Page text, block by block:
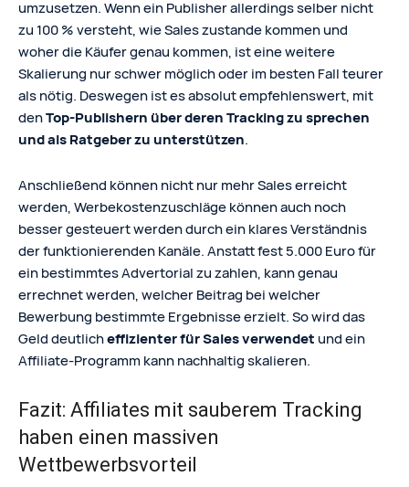
umzusetzen. Wenn ein Publisher allerdings selber nicht
zu 100 % versteht, wie Sales zustande kommen und
woher die Käufer genau kommen, ist eine weitere
Skalierung nur schwer möglich oder im besten Fall teurer
als nötig. Deswegen ist es absolut empfehlenswert, mit
denTop-Publishern über deren Tracking zu sprechen
und als Ratgeber zu unterstützen.
Anschließend können nicht nur mehr Sales erreicht
werden, Werbekostenzuschläge können auch noch
besser gesteuert werden durch ein klares Verständnis
der funktionierenden Kanäle. Anstatt fest 5.000 Euro für
ein bestimmtes Advertorial zu zahlen, kann genau
errechnet werden, welcher Beitrag bei welcher
Bewerbung bestimmte Ergebnisse erzielt. So wird das
Geld deutlicheffizienter für Sales verwendetund ein
Affiliate-Programm kann nachhaltig skalieren.
Fazit: Affiliates mit sauberem Tracking
haben einen massiven
Wettbewerbsvorteil